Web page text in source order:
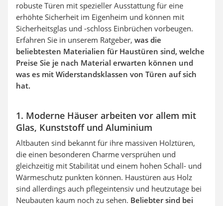
robuste Türen mit spezieller Ausstattung für eine
erhöhte Sicherheit im Eigenheim und können mit
Sicherheitsglas und -schloss Einbrüchen vorbeugen.
Erfahren Sie in unserem Ratgeber, was die
beliebtesten Materialien für Haustüren sind, welche
Preise Sie je nach Material erwarten können und
was es mit Widerstandsklassen von Türen auf sich
hat.
1. Moderne Häuser arbeiten vor allem mit
Glas, Kunststoff und Aluminium
Altbauten sind bekannt für ihre massiven Holztüren,
die einen besonderen Charme versprühen und
gleichzeitig mit Stabilität und einem hohen Schall- und
Wärmeschutz punkten können. Haustüren aus Holz
sind allerdings auch pflegeintensiv und heutzutage bei
Neubauten kaum noch zu sehen. Beliebter sind bei